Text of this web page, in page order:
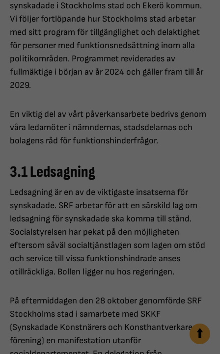
synskadade i Stockholms stad och Ekerö kommun.
Vi följer fortlöpande hur Stockholms stad arbetar
med sitt program för tillgänglighet och delaktighet
för personer med funktionsnedsättning inom alla
politikområden. Programmet reviderades av
fullmäktige i början av år 2024 och gäller fram till år
2029.
En viktig del av vårt påverkansarbete bedrivs genom
våra ledamöter i nämndernas, stadsdelarnas och
bolagens råd för funktionshinderfrågor.
3.1 Ledsagning
Ledsagning är en av de viktigaste insatserna för
synskadade. SRF arbetar för att en särskild lag om
ledsagning för synskadade ska komma till stånd.
Socialstyrelsen har pekat på den möjligheten
eftersom såväl socialtjänstlagen som lagen om stöd
och service till vissa funktionshindrade anses
otillräckliga. Bollen ligger nu hos regeringen.
På eftermiddagen den 28 oktober genomförde SRF
Stockholms stad i samarbete med SKKF
(Synskadade Konstnärers och Konsthantverkares
förening) en manifestation utanför